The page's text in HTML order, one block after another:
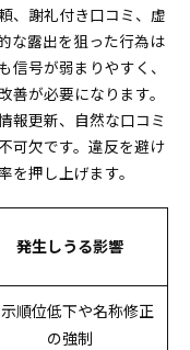
、謝礼付き口コミ、虚
な露出を狙った行為は
信号が弱まりやすく、
が必要になります。
報更新、自然な口コミ
可欠です。違反を避け
押し上げます。
発生しうる影響
順位低下や名称修正
の強制